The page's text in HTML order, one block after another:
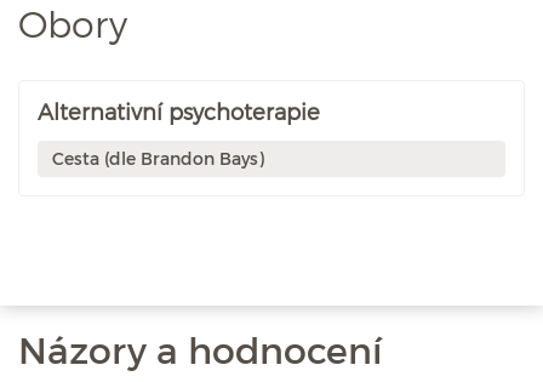
Obory
Alternativní psychoterapie
Cesta (dle Brandon Bays)
Názory a hodnocení